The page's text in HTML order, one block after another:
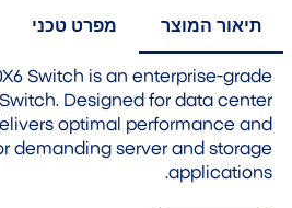
תיאור המוצר מפרט טכני
Switch is an enterprise-grade
Designed for data center
optimal performance and
demanding server and storage
applications.